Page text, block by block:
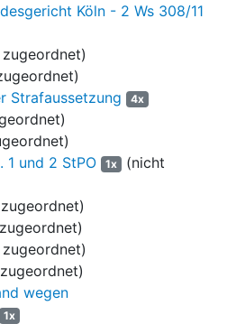
Caritas für psychisch kranke und
.... Sie verfügte dort über
sie selbst eingerichtet hatte.
bewährungsführenden
am 10.06.2024 im Rahmen des
Schriftsatz des Verteidigers vom
der Caritas vom 03.05.2024 den
25.06.2024 war die
Adresse ..., gemeldet.
eingegangen beim Amtsgericht
sich für die Beschwerdeführerin
4
32 BRs 95/20
Eine entsprechende Vollmacht
in Kopie und auch nicht
Schriftsatz heißt es wie folgt:
Köln - 2 Ws 308/11
Strafaussetzung
4x
1 und 2 StPO
1x (nicht
wegen
1x